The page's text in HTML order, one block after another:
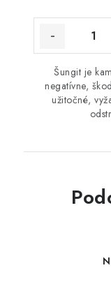
Šungit je
negatívne,
užitočné,